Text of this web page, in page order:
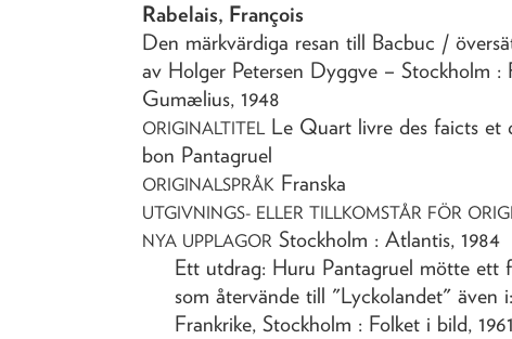
Rabelais, François
Den märkvärdiga resan till Bacbuc /
av Holger Petersen Dyggve – Stockholm :
Gumælius,1948
ORIGINALTITEL Le Quart livre des faicts et
bon Pantagruel
ORIGINALSPRÅK Franska
UTGIVNINGS- ELLER TILLKOMSTÅR FÖR
NYA UPPLAGOR Stockholm : Atlantis, 1984
Ett utdrag: Huru Pantagruel mötte ett
som återvände till "Lyckolandet" även
Frankrike, Stockholm : Folket i bild,